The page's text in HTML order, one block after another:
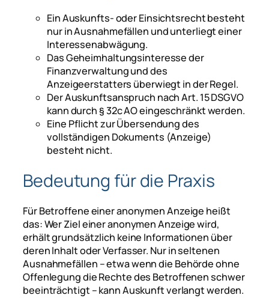
Ein Auskunfts- oder Einsichtsrecht besteht
nur in Ausnahmefällen und unterliegt einer
Interessenabwägung.
Das Geheimhaltungsinteresse der
Finanzverwaltung und des
Anzeigeerstatters überwiegt in der Regel.
Der Auskunftsanspruch nach Art. 15 DSGVO
kann durch § 32c AO eingeschränkt werden.
Eine Pflicht zur Übersendung des
vollständigen Dokuments (Anzeige)
besteht nicht.
Bedeutung für die Praxis
Für Betroffene einer anonymen Anzeige heißt
das: Wer Ziel einer anonymen Anzeige wird,
erhält grundsätzlich keine Informationen über
deren Inhalt oder Verfasser. Nur in seltenen
Ausnahmefällen – etwa wenn die Behörde ohne
Offenlegung die Rechte des Betroffenen schwer
beeinträchtigt – kann Auskunft verlangt werden.